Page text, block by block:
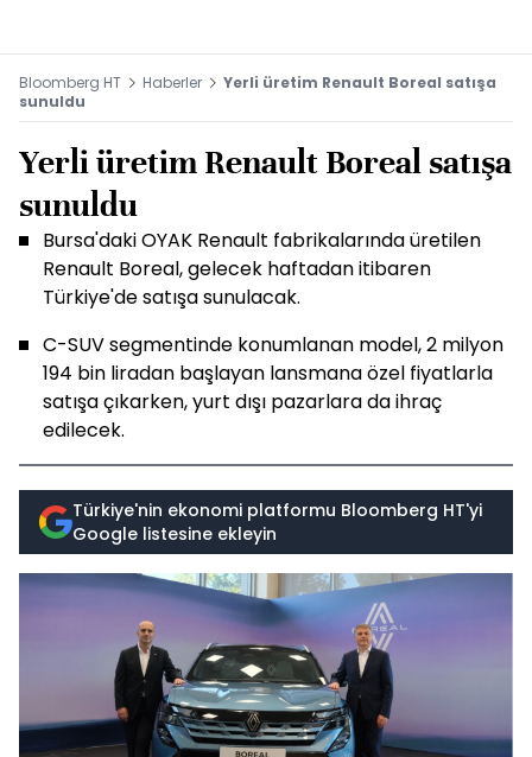
Bloomberg HT Haberler
Yerli üretim Renault Boreal satışa
sunuldu
Yerli üretim Renault Boreal satışa
sunuldu
Bursa'daki OYAK Renault fabrikalarında üretilen
Renault Boreal, gelecek haftadan itibaren
Türkiye'de satışa sunulacak.
C-SUV segmentinde konumlanan model, 2 milyon
194 bin liradan başlayan lansmana özel fiyatlarla
satışa çıkarken, yurt dışı pazarlara da ihraç
edilecek.
Türkiye'nin ekonomi platformu Bloomberg HT'yi
Google listesine ekleyin